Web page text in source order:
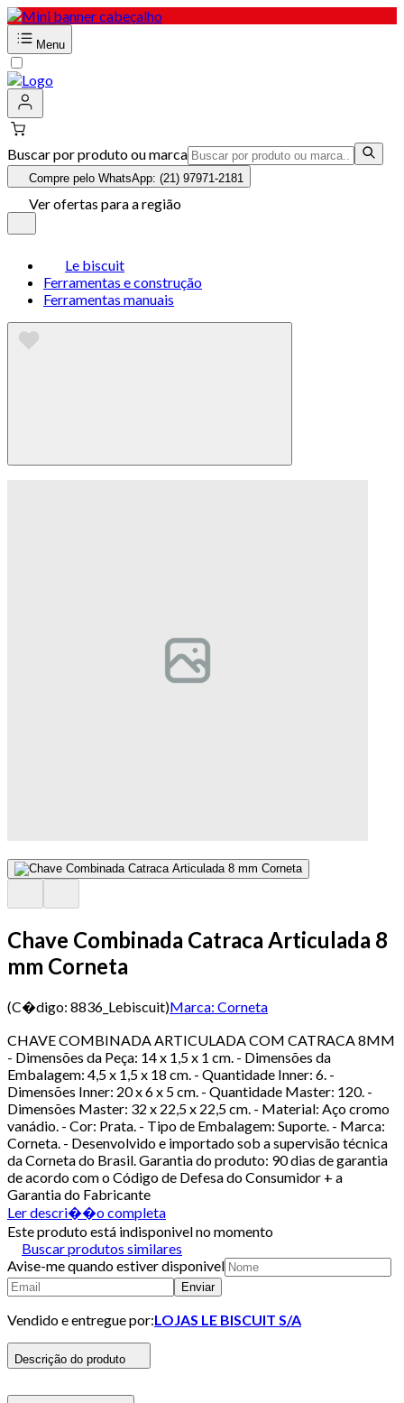
Menu
Buscar por produto ou marca
Compre pelo WhatsApp: (21) 97971-2181
Ver ofertas para a região
Le biscuit
Ferramentas e construção
Ferramentas manuais
Chave Combinada Catraca Articulada 8
mm Corneta
(C�digo: 8836_Lebiscuit)Marca: Corneta
CHAVE COMBINADA ARTICULADA COM CATRACA 8MM
- Dimensões da Peça: 14 x 1,5 x 1 cm. - Dimensões da
Embalagem: 4,5 x 1,5 x 18 cm. - Quantidade Inner: 6. -
Dimensões Inner: 20 x 6 x 5 cm. - Quantidade Master: 120. -
Dimensões Master: 32 x 22,5 x 22,5 cm. - Material: Aço cromo
vanádio. - Cor: Prata. - Tipo de Embalagem: Suporte. - Marca:
Corneta. - Desenvolvido e importado sob a supervisão técnica
da Corneta do Brasil. Garantia do produto: 90 dias de garantia
de acordo com o Código de Defesa do Consumidor + a
Garantia do Fabricante
Ler descri��o completa
Este produto está indisponivel no momento
Buscar produtos similares
Avise-me quando estiver disponivel
Enviar
Vendido e entregue por:LOJAS LE BISCUIT S/A
Descrição do produto